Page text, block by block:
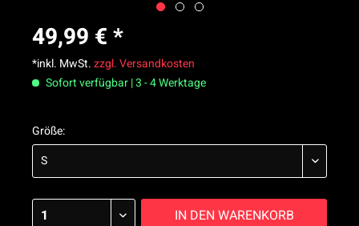
49,99 € *
*inkl. MwSt.zzgl. Versandkosten
Sofort verfügbar | 3 - 4 Werktage
Größe:
IN DEN WARENKORB